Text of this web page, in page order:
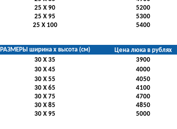
25 Х 90
5200
25 Х 95
5300
25 Х 100 5400
РАЗМЕРЫ ширина х высота (см)
Цена люка в рублях
30 Х 35
3900
30 Х 45
4000
30 Х 55
4050
30 Х 65
4100
30 Х 75
4700
30 Х 85
4850
30 Х 95 5000